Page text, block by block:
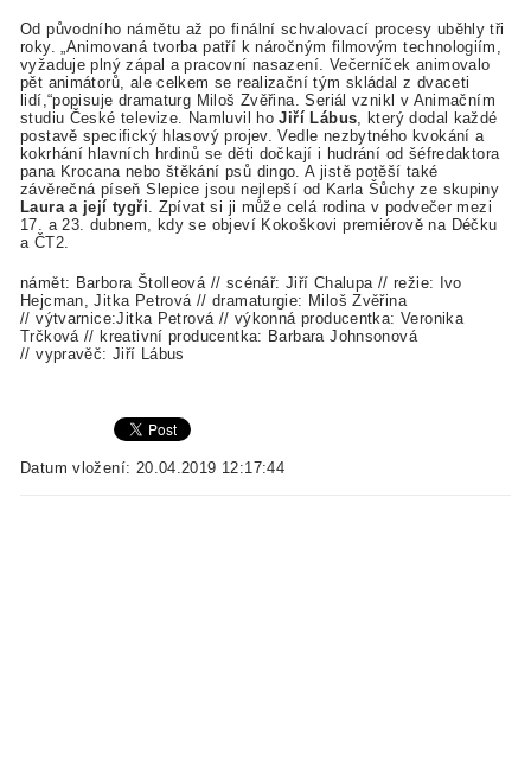
Od původního námětu až po finální schvalovací procesy uběhly tři
roky. „Animovaná tvorba patří k náročným filmovým technologiím,
vyžaduje plný zápal a pracovní nasazení. Večerníček animovalo
pět animátorů, ale celkem se realizační tým skládal z dvaceti
lidí,“popisuje dramaturg Miloš Zvěřina. Seriál vznikl v Animačním
studiu České televize. Namluvil hoJiří Lábus , který dodal každé
postavě specifický hlasový projev. Vedle nezbytného kvokání a
kokrhání hlavních hrdinů se děti dočkají i hudrání od šéfredaktora
pana Krocana nebo štěkání psů dingo. A jistě potěší také
závěrečná píseň Slepice jsou nejlepší od Karla Šůchy ze skupiny
Laura a její tygři . Zpívat si ji může celá rodina v podvečer mezi
17. a 23. dubnem, kdy se objeví Kokoškovi premiérově na Déčku
a ČT2.
námět: Barbora Štolleová // scénář: Jiří Chalupa // režie: Ivo
Hejcman, Jitka Petrová // dramaturgie: Miloš Zvěřina
// výtvarnice:Jitka Petrová // výkonná producentka: Veronika
Trčková // kreativní producentka: Barbara Johnsonová
// vypravěč: Jiří Lábus
Datum vložení: 20.04.2019 12:17:44